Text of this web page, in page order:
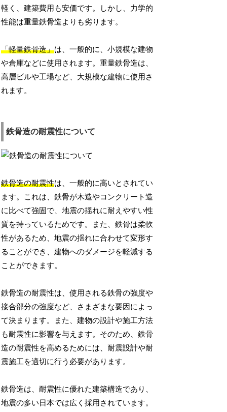
軽く、建築費用も安価です。しかし、力学的
性能は重量鉄骨造よりも劣ります。
「軽量鉄骨造」は、一般的に、小規模な建物
や倉庫などに使用されます。重量鉄骨造は、
高層ビルや工場など、大規模な建物に使用さ
れます。
鉄骨造の耐震性について
鉄骨造の耐震性は、一般的に高いとされてい
ます。これは、鉄骨が木造やコンクリート造
に比べて強固で、地震の揺れに耐えやすい性
質を持っているためです。また、鉄骨は柔軟
性があるため、地震の揺れに合わせて変形す
ることができ、建物へのダメージを軽減する
ことができます。
鉄骨造の耐震性は、使用される鉄骨の強度や
接合部分の強度など、さまざまな要因によっ
て決まります。また、建物の設計や施工方法
も耐震性に影響を与えます。そのため、鉄骨
造の耐震性を高めるためには、耐震設計や耐
震施工を適切に行う必要があります。
鉄骨造は、耐震性に優れた建築構造であり、
地震の多い日本では広く採用されています。